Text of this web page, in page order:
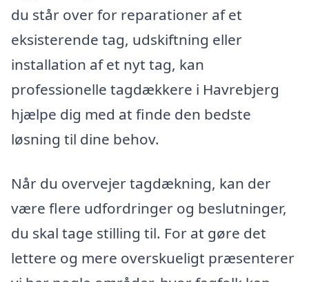
du står over for reparationer af et
eksisterende tag, udskiftning eller
installation af et nyt tag, kan
professionelle tagdækkere i Havrebjerg
hjælpe dig med at finde den bedste
løsning til dine behov.
Når du overvejer tagdækning, kan der
være flere udfordringer og beslutninger,
du skal tage stilling til. For at gøre det
lettere og mere overskueligt præsenterer